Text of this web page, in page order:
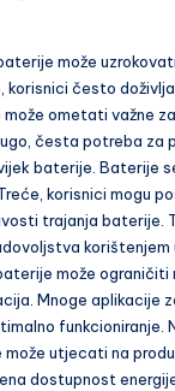
može
korisnici često
može ometati važne
česta potreba za
baterije. Baterije
korisnici mogu
trajanja baterije.
može ograničiti
Mnoge aplikacije
funkcioniranje.
može utjecati na
dostupnost